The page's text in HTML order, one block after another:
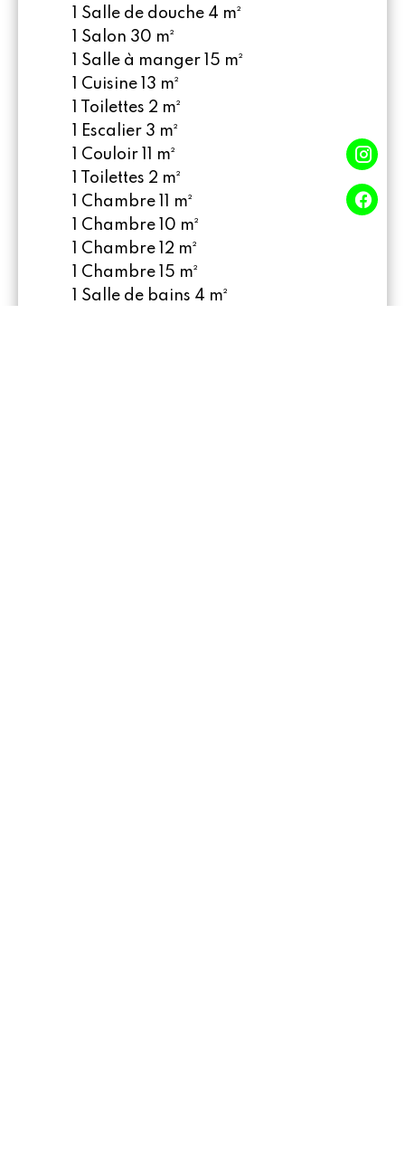
1 Salle de douche 4 m²
1 Salon 30 m²
1 Salle à manger
15 m²
1 Cuisine
13 m²
1 Toilettes 2 m²
1 Escalier 3 m²
1 Couloir
11 m²
1 Toilettes 2 m²
1 Chambre
11 m²
1 Chambre
10 m²
1 Chambre
12 m²
1 Chambre
15 m²
1 Salle de bains 4 m²